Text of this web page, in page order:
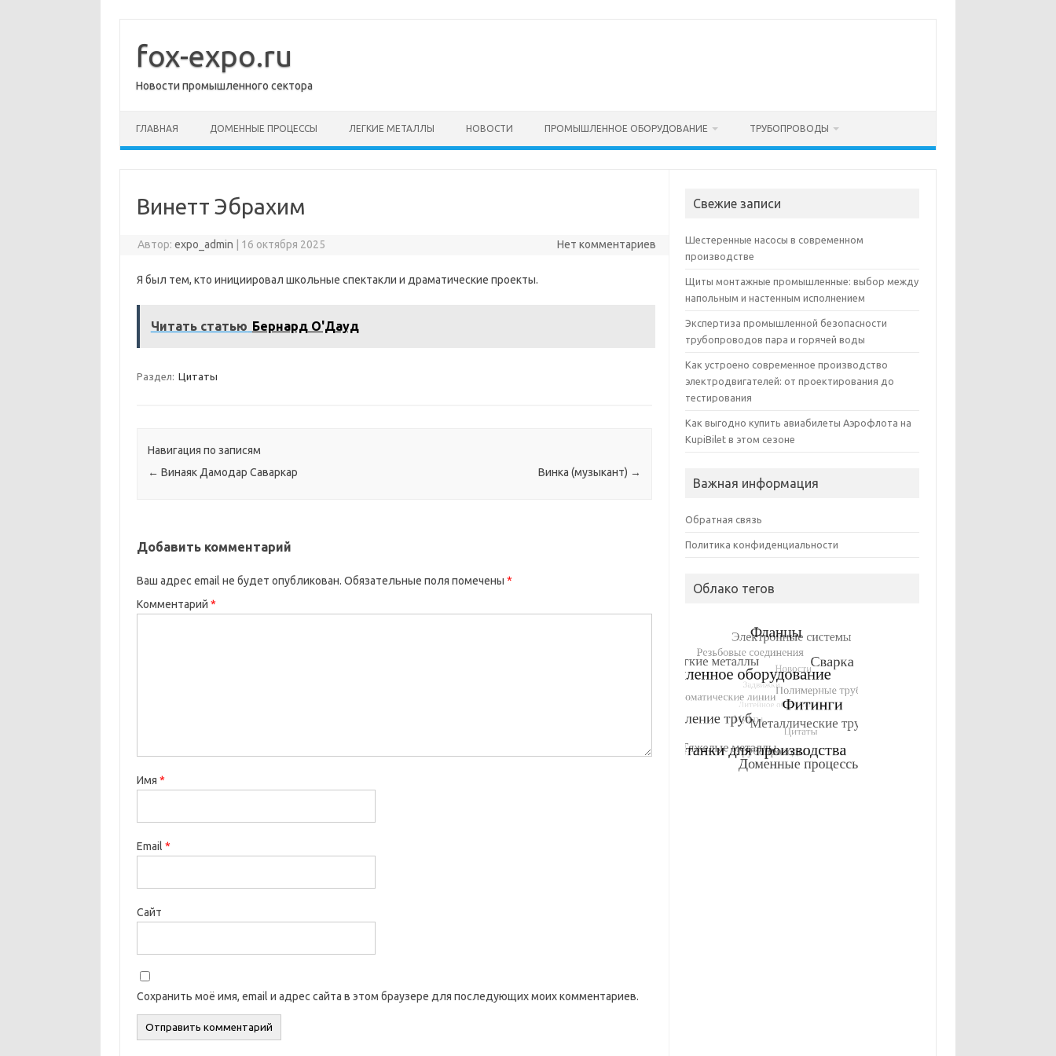
содержимому
fox-expo.ru
Новости промышленного сектора
ГЛАВНАЯ ДОМЕННЫЕ ПРОЦЕССЫ ЛЕГКИЕ МЕТАЛЛЫ НОВОСТИ ПРОМЫШЛЕННОЕ ОБОРУДОВАНИЕ ТРУБОПРОВОДЫ
Винетт Эбрахим
Автор:expo_admin 16 октября 2025 Нет комментариев
Я был тем, кто инициировал школьные спектакли и драматические проекты.
Читать статью Бернард О'Дауд
Раздел: Цитаты
Навигация по записям
← Винаяк Дамодар Саваркар Винка (музыкант) →
Добавить комментарий
Ваш адрес email не будет опубликован. Обязательные поля помечены *
Комментарий *
Имя *
Email *
Сайт
Сохранить моё имя, email и адрес сайта в этом браузере для последующих моих комментариев.
Свежие записи
Шестеренные насосы в современном
производстве
Щиты монтажные промышленные: выбор между
напольным и настенным исполнением
Экспертиза промышленной безопасности
трубопроводов пара и горячей воды
Как устроено современное производство
электродвигателей: от проектирования до
тестирования
Как выгодно купить авиабилеты Аэрофлота на
KupiBilet в этом сезоне
Важная информация
Обратная связь
Политика конфиденциальности
Облако тегов